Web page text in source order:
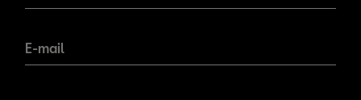
E-mail